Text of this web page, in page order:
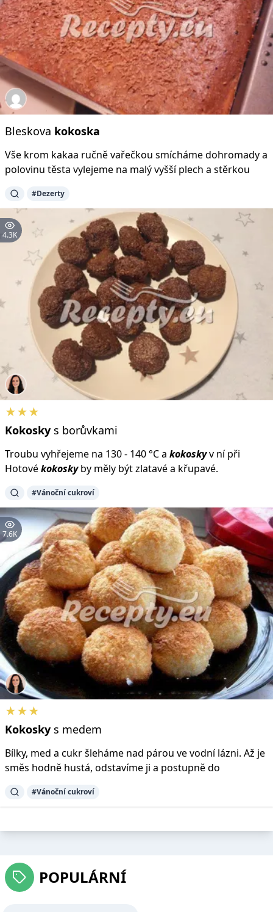
Bleskova kokoska
Vše krom kakaa ručně vařečkou smícháme dohromady a
polovinu těsta vylejeme na malý vyšší plech a stěrkou
#Dezerty
4.3K
★★★
Kokosky s borůvkami
Troubu vyhřejeme na 130 - 140 °C a kokoskyv ní při
Hotovékokoskyby měly být zlatavé a křupavé.
#Vánoční cukroví
7.6K
★★★
Kokosky s medem
Bílky, med a cukr šleháme nad párou ve vodní lázni. Až je
směs hodně hustá, odstavíme ji a postupně do
#Vánoční cukroví
POPULÁRNÍ